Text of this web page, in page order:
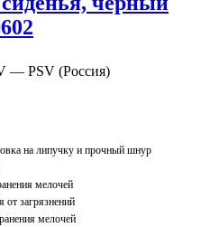
— PSV (Россия)
на липучку и прочный шнур
мелочей
от загрязнений
мелочей